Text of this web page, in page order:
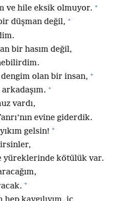
ve hile eksik olmuyor. +
düşman değil, +
bir hasım değil,
olan bir insan, +
arkadaşım. +
vardı,
evine giderdik.
gelsin! +
yüreklerinde kötülük var.
+